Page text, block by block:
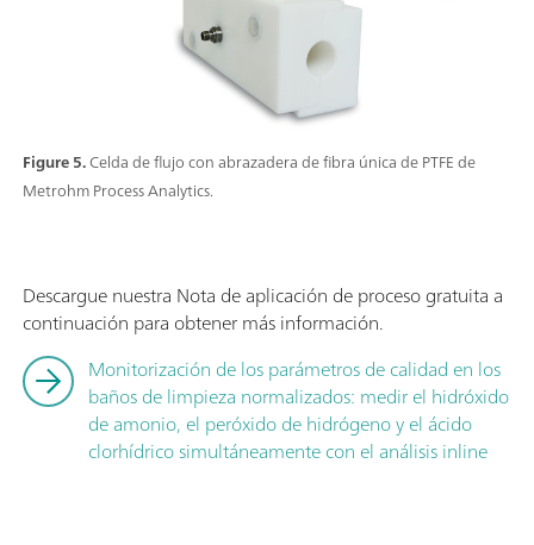
Figure 5.Celda de flujo con abrazadera de fibra única de PTFE de
Metrohm Process Analytics.
Descargue nuestra Nota de aplicación de proceso gratuita a
continuación para obtener más información.
Monitorización de los parámetros de calidad en los
baños de limpieza normalizados: medir el hidróxido
de amonio, el peróxido de hidrógeno y el ácido
clorhídrico simultáneamente con el análisis inline